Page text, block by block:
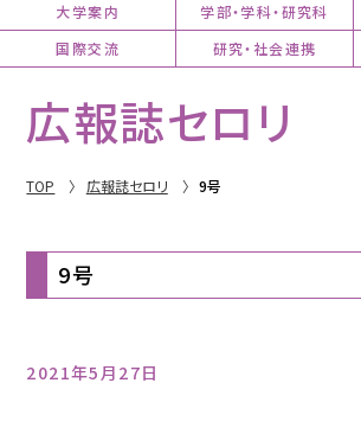
大学案内 学部・学科・研究科
国際交流
研究・社会連携
広報誌セロリ
TOP 広報誌セロリ 9号
9号
2021年5月27日